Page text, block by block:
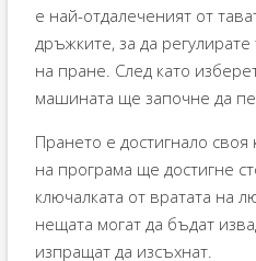
е най-отдалеченият от
дръжките, за да
на пране. След като
машината ще започне да
Прането е достигнало
на програма ще достигне
ключалката от вратата на
нещата могат да бъдат
изпращат да изсъхнат.